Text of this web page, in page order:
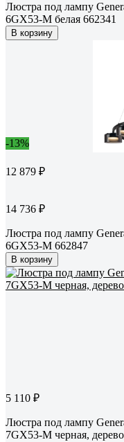
Люстра под лампу
6GX53-M белая 662341
В корзину
-13%
12 879 ₽
14 736 ₽
Люстра под лампу
6GX53-M 662847
В корзину
5 110 ₽
Люстра под лампу
7GX53-M черная,